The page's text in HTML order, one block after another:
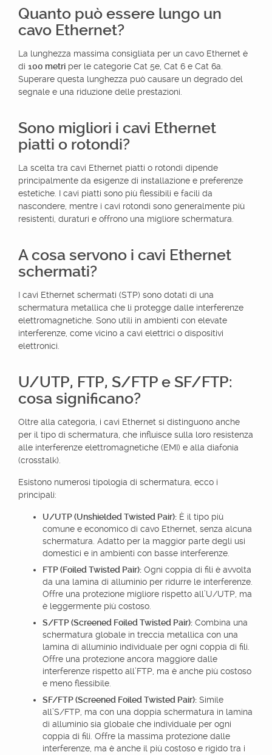
Quanto può essere lungo un
cavo Ethernet?
La lunghezza massima consigliata per un cavo Ethernet è
di 100 metri per le categorie Cat 5e, Cat 6 e Cat 6a.
Superare questa lunghezza può causare un degrado del
segnale e una riduzione delle prestazioni.
Sono migliori i cavi Ethernet
piatti o rotondi?
La scelta tra cavi Ethernet piatti o rotondi dipende
principalmente da esigenze di installazione e preferenze
estetiche. I cavi piatti sono più flessibili e facili da
nascondere, mentre i cavi rotondi sono generalmente più
resistenti, duraturi e offrono una migliore schermatura.
A cosa servono i cavi Ethernet
schermati?
I cavi Ethernet schermati (STP) sono dotati di una
schermatura metallica che li protegge dalle interferenze
elettromagnetiche. Sono utili in ambienti con elevate
interferenze, come vicino a cavi elettrici o dispositivi
elettronici.
U/UTP, FTP, S/FTP e SF/FTP:
cosa significano?
Oltre alla categoria, i cavi Ethernet si distinguono anche
per il tipo di schermatura, che influisce sulla loro resistenza
alle interferenze elettromagnetiche (EMI) e alla diafonia
(crosstalk).
Esistono numerosi tipologia di schermatura, ecco i
principali:
U/UTP (Unshielded Twisted Pair): È il tipo più
comune e economico di cavo Ethernet, senza alcuna
schermatura. Adatto per la maggior parte degli usi
domestici e in ambienti con basse interferenze.
FTP (Foiled Twisted Pair): Ogni coppia di fili è avvolta
da una lamina di alluminio per ridurre le interferenze.
Offre una protezione migliore rispetto all’U/UTP, ma
è leggermente più costoso.
S/FTP (Screened Foiled Twisted Pair): Combina una
schermatura globale in treccia metallica con una
lamina di alluminio individuale per ogni coppia di fili.
Offre una protezione ancora maggiore dalle
interferenze rispetto all’FTP, ma è anche più costoso
e meno flessibile.
SF/FTP (Screened Foiled Twisted Pair): Simile
all’S/FTP, ma con una doppia schermatura in lamina
di alluminio sia globale che individuale per ogni
coppia di fili. Offre la massima protezione dalle
interferenze, ma è anche il più costoso e rigido tra i